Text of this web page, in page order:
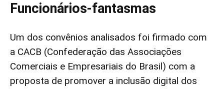
Funcionários-fantasmas
Um dos convênios analisados foi firmado com
a CACB (Confederação das Associações
Comerciais e Empresariais do Brasil) com a
proposta de promover a inclusão digital dos